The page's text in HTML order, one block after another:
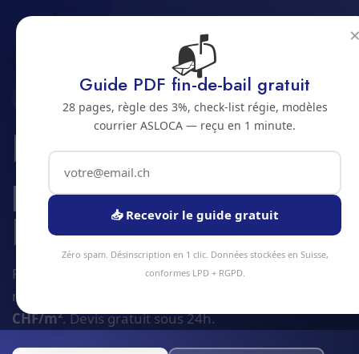
Jura bernois
Nettoyage
professionnel à
Loveresse
Plus de 90 prestationsde nettoyage et facility
management disponibles à Loveresse. Dès
CHF/m². Devis gratuit sous 24h.
📬
Guide PDF fin-de-bail gratuit
28 pages, règle des 3%, check-list régie, modèles
courrier ASLOCA — reçu en 1 minute.
📥 Recevoir le guide gratuit
Zéro spam. Désinscription en 1 clic. Données stockées en Suisse,
conformes LPD + RGPD.